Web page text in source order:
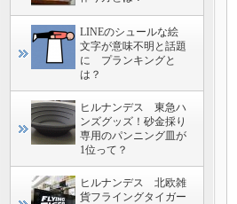
LINEのシュールな絵
文字が意味不明と話題
に プランキングと
は？
ヒルナンデス 東急ハ
ンズグッズ！砂金採り
専用のパンニング皿が
1位って？
ヒルナンデス 北欧雑
貨フライングタイガー